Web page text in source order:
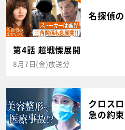
名探偵
第4話 超戦慄展開
8月7日(金)放送分
クロス
急の約